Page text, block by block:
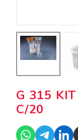
G 315
C/20